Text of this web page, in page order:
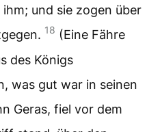
und sie zogen über
18 (Eine Fähre
des Königs
was gut war in seinen
Geras, fiel vor dem